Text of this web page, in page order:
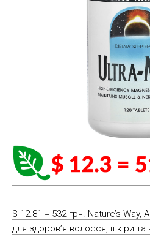
$ 12.81 = 532 грн. Nature’s Way,
для здоров’я волосся, шкіри та